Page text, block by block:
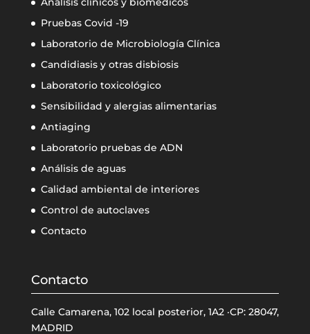
Pruebas Covid -19
Laboratorio de Microbiología Clínica
Candidiasis y otras disbiosis
Laboratorio toxicológico
Sensibilidad y alergias alimentarias
Antiaging
Laboratorio pruebas de ADN
Análisis de aguas
Calidad ambiental de interiores
Control de autoclaves
Contacto
Contacto
Calle Camarena, 102 local posterior, 1A2 ·CP: 28047,
MADRID